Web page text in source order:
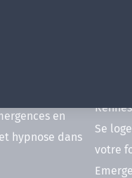
en ligne
en
hypnose dans
Se
votre